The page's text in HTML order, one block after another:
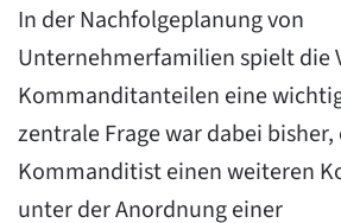
In der Nachfolgeplanung von
Unternehmerfamilien spielt die
Kommanditanteilen eine
zentrale Frage war dabei bisher,
Kommanditist einen weiteren
unter der Anordnung einer